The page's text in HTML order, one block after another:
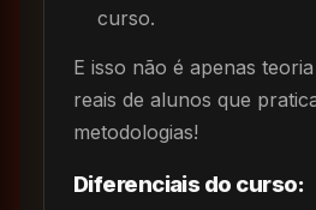
curso.
E isso não é apenas
reais de alunos que
metodologias!
Diferenciais do curso: